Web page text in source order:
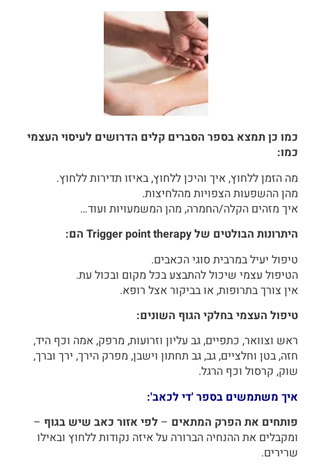
כמו כן תמצא בספר הסברים קלים הדרושים לעיסוי העצמי
כמו:
מה הזמן ללחוץ, איך והיכן ללחוץ, באיזו תדירות ללחוץ.
מהן ההשפעות הצפויות מהלחיצות.
איך מזהים הקלה/החמרה, מהן המשמעויות ועוד…
היתרונות הבולטים של Trigger point therapy הם:
טיפול יעיל במרבית סוגי הכאבים.
הטיפול עצמי שיכול להתבצע בכל מקום ובכול עת.
אין צורך בתרופות, או בביקור אצל רופא.
טיפול העצמי בחלקי הגוף השונים:
ראש וצוואר, כתפיים, גב עליון וזרועות, מרפק, אמה וכף היד,
חזה, בטן וחלציים, גב, גב תחתון וישבן, מפרק הירך, ירך וברך,
שוק, קרסול וכף הרגל.
איך משתמשים בספר 'די לכאב':
פותחים את הפרק המתאים – לפי אזור כאב שיש בגוף –
ומקבלים את ההנחיה הברורה על איזה נקודות ללחוץ ובאילו
שרירים.